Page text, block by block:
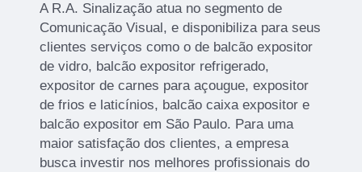
A R.A. Sinalização atua no segmento de
Comunicação Visual, e disponibiliza para seus
clientes serviços como o de balcão expositor
de vidro, balcão expositor refrigerado,
expositor de carnes para açougue, expositor
de frios e laticínios, balcão caixa expositor e
balcão expositor em São Paulo. Para uma
maior satisfação dos clientes, a empresa
busca investir nos melhores profissionais do